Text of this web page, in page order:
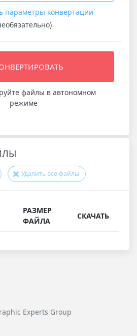
параметры конвертации
файлы в автономном
режиме
Удалить все файлы
РАЗМЕР
ФАЙЛА
СКАЧАТЬ
Experts Group